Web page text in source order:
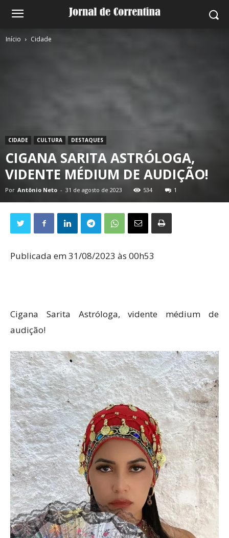
Início Cidade
CIDADE CULTURA DESTAQUES
CIGANA SARITA ASTRÓLOGA,
VIDENTE MÉDIUM DE AUDIÇÃO!
Por Antônio Neto - 31 de agosto de 2023 534 1
Publicada em 31/08/2023 às 00h53
Cigana Sarita Astróloga, vidente médium de
audição!